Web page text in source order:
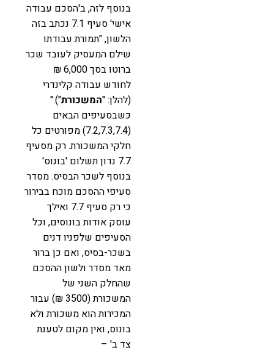
בנוסף לזה, ב'הסכם עבודה
אישי' סעיף 7.1 נכתב בזה
הלשון, "תמורת עבודתו
שילם המעסיק לעובד שכר
ברוטו בסך 6,000 ₪
לחודש עבודה קלינדרי
(להלן: "המשכורת")."
כשבסעיפים הבאים
(7.2,7.3,7.4) מפורטים כל
חלקי המשכורת. רק מסעיף
7.7 נדון תשלום 'בונוס'
בנוסף לשכר הבסיס. מסדר
סעיפי ההסכם מוכח בבירור
כי רק סעיף 7.7 ואילך
עוסק אודות בונוסים, וכל
הסעיפים שלפניו דנים
בשכר-בסיס, ואם כן ברור
מאד מסדר ולשון ההסכם
שהחלק השני של
המשכורת (3500 ₪) עבור
המכירות הוא משכורת ולא
בונוס, ואין מקום לטענת
צד ב' –